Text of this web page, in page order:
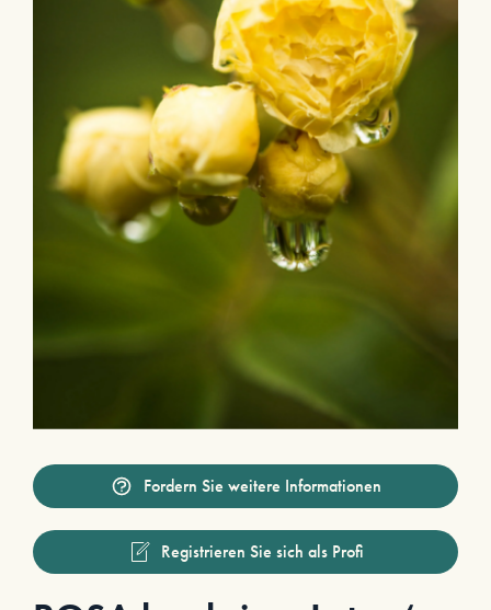
Fordern Sie weitere Informationen
Registrieren Sie sich als Profi